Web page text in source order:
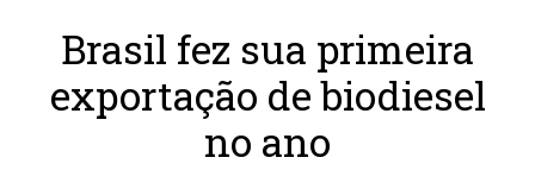
Brasil fez sua primeira
exportação de biodiesel
no ano